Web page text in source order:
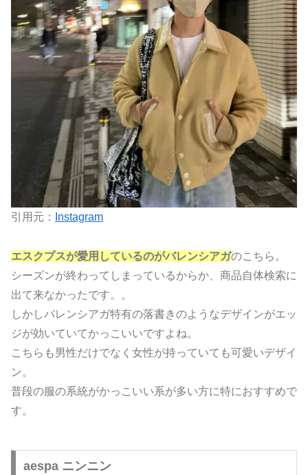
引用元： Instagram
エスクプスが愛用しているのがバレンシアガのこちら。
シーズンが終わってしまっているからか、商品自体検索に
出て来なかったです。。
しかしバレンシアガ特有の落書きのようなデザインがエッ
ジが効いていてかっこいいですよね。
こちらも男性だけでなく女性が持っていても可愛いデザイ
ン。
普段の服の系統がかっこいい系が多い方に特におすすめで
す。
aespa ニンニン